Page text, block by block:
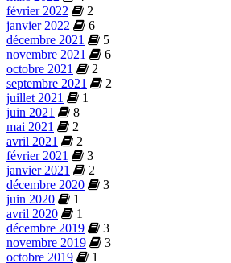
février 2022
2
janvier 2022
6
décembre 2021
5
novembre 2021
6
octobre 2021
2
septembre 2021
2
juillet 2021
1
juin 2021
8
mai 2021
2
avril 2021
2
février 2021
3
janvier 2021
2
décembre 2020
3
juin 2020
1
avril 2020
1
décembre 2019
3
novembre 2019
3
octobre 2019
1